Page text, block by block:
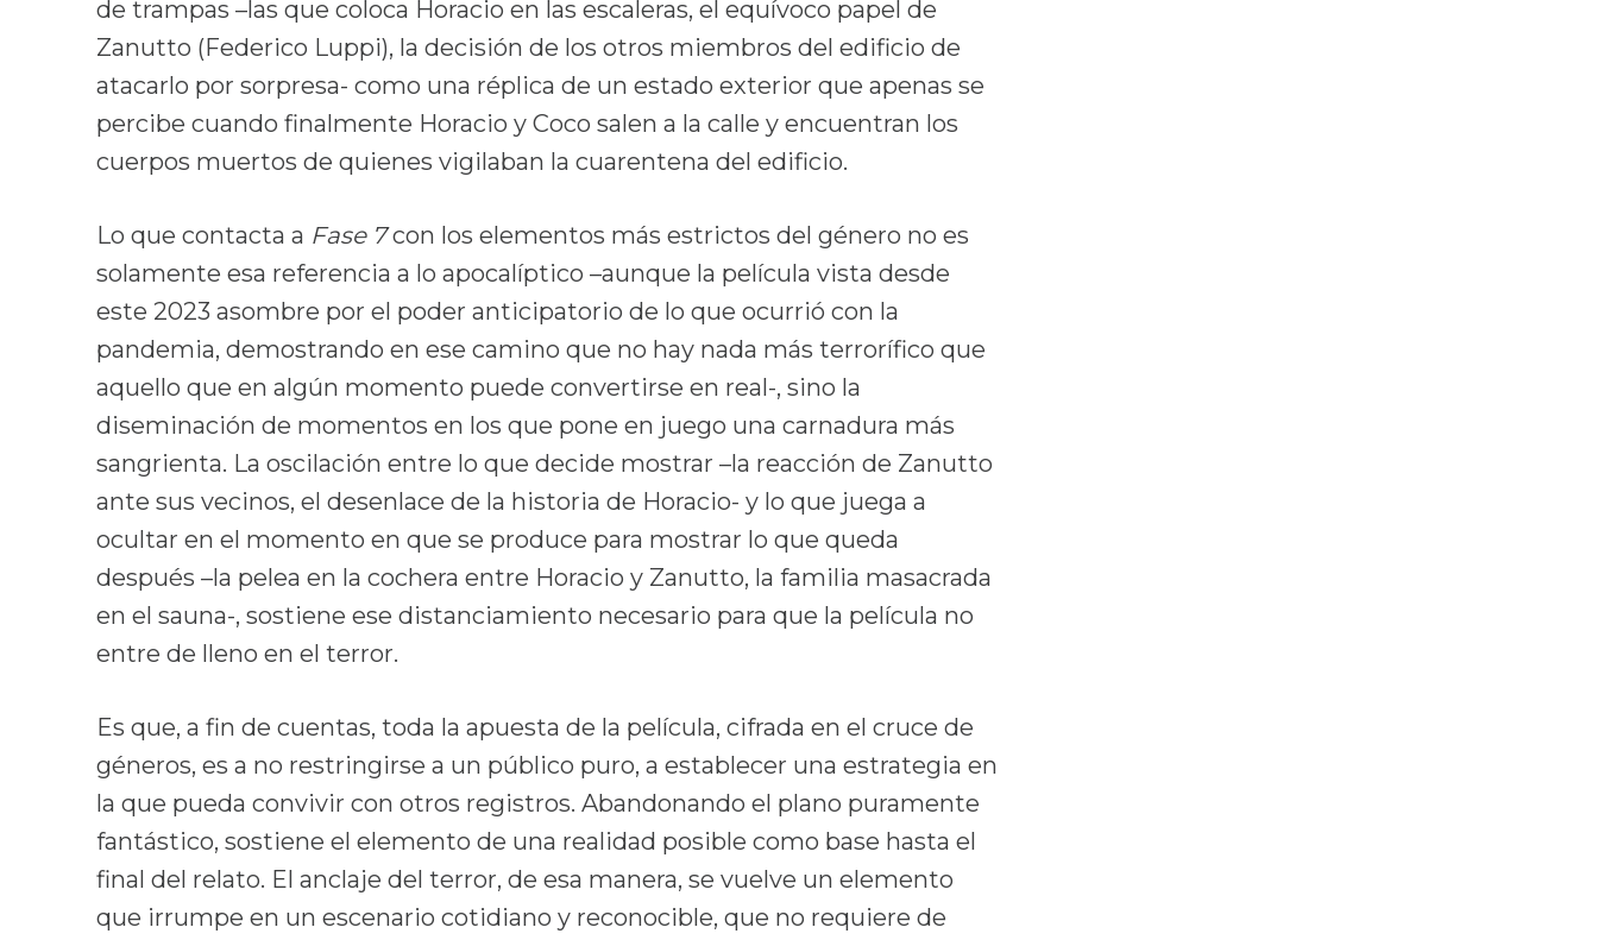
de trampas –las que coloca Horacio en las escaleras, el equívoco papel de
Zanutto (Federico Luppi), la decisión de los otros miembros del edificio de
atacarlo por sorpresa- como una réplica de un estado exterior que apenas se
percibe cuando finalmente Horacio y Coco salen a la calle y encuentran los
cuerpos muertos de quienes vigilaban la cuarentena del edificio.
Lo que contacta a Fase 7con los elementos más estrictos del género no es
solamente esa referencia a lo apocalíptico –aunque la película vista desde
este 2023 asombre por el poder anticipatorio de lo que ocurrió con la
pandemia, demostrando en ese camino que no hay nada más terrorífico que
aquello que en algún momento puede convertirse en real-, sino la
diseminación de momentos en los que pone en juego una carnadura más
sangrienta. La oscilación entre lo que decide mostrar –la reacción de Zanutto
ante sus vecinos, el desenlace de la historia de Horacio- y lo que juega a
ocultar en el momento en que se produce para mostrar lo que queda
después –la pelea en la cochera entre Horacio y Zanutto, la familia masacrada
en el sauna-, sostiene ese distanciamiento necesario para que la película no
entre de lleno en el terror.
Es que, a fin de cuentas, toda la apuesta de la película, cifrada en el cruce de
géneros, es a no restringirse a un público puro, a establecer una estrategia en
la que pueda convivir con otros registros. Abandonando el plano puramente
fantástico, sostiene el elemento de una realidad posible como base hasta el
final del relato. El anclaje del terror, de esa manera, se vuelve un elemento
que irrumpe en un escenario cotidiano y reconocible, que no requiere de